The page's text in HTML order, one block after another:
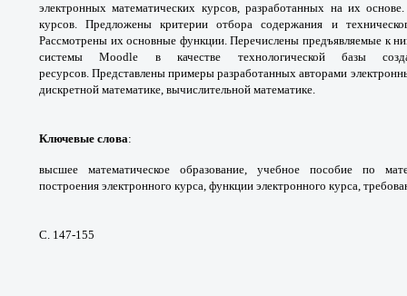
электронных математических курсов, разработанных на их
курсов.Предложены критерии отбора содержания и
Рассмотрены их основные функции.Перечислены предъявляемые к
системы Moodle в качестве технологической базы
ресурсов.Представлены примеры разработанныхавторами
дискретной математике, вычислительной математике.
Ключевые слова:
высшее математическое образование, учебное пособие по
построения электронного курса, функции электронного курса,
С. 147-155